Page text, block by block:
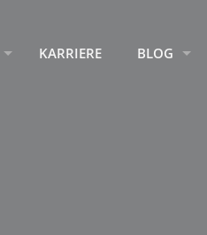
KARRIERE BLOG